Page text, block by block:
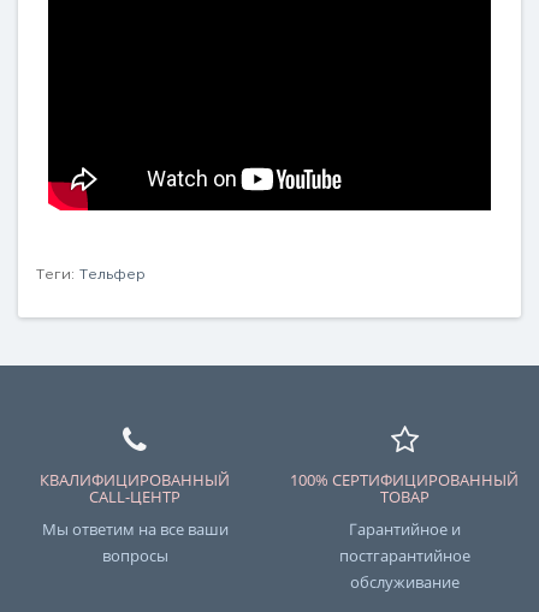
Теги: Тельфер
КВАЛИФИЦИРОВАННЫЙ
CALL-ЦЕНТР
Мы ответим на все ваши
вопросы
100% СЕРТИФИЦИРОВАННЫЙ
ТОВАР
Гарантийное и
постгарантийное
обслуживание